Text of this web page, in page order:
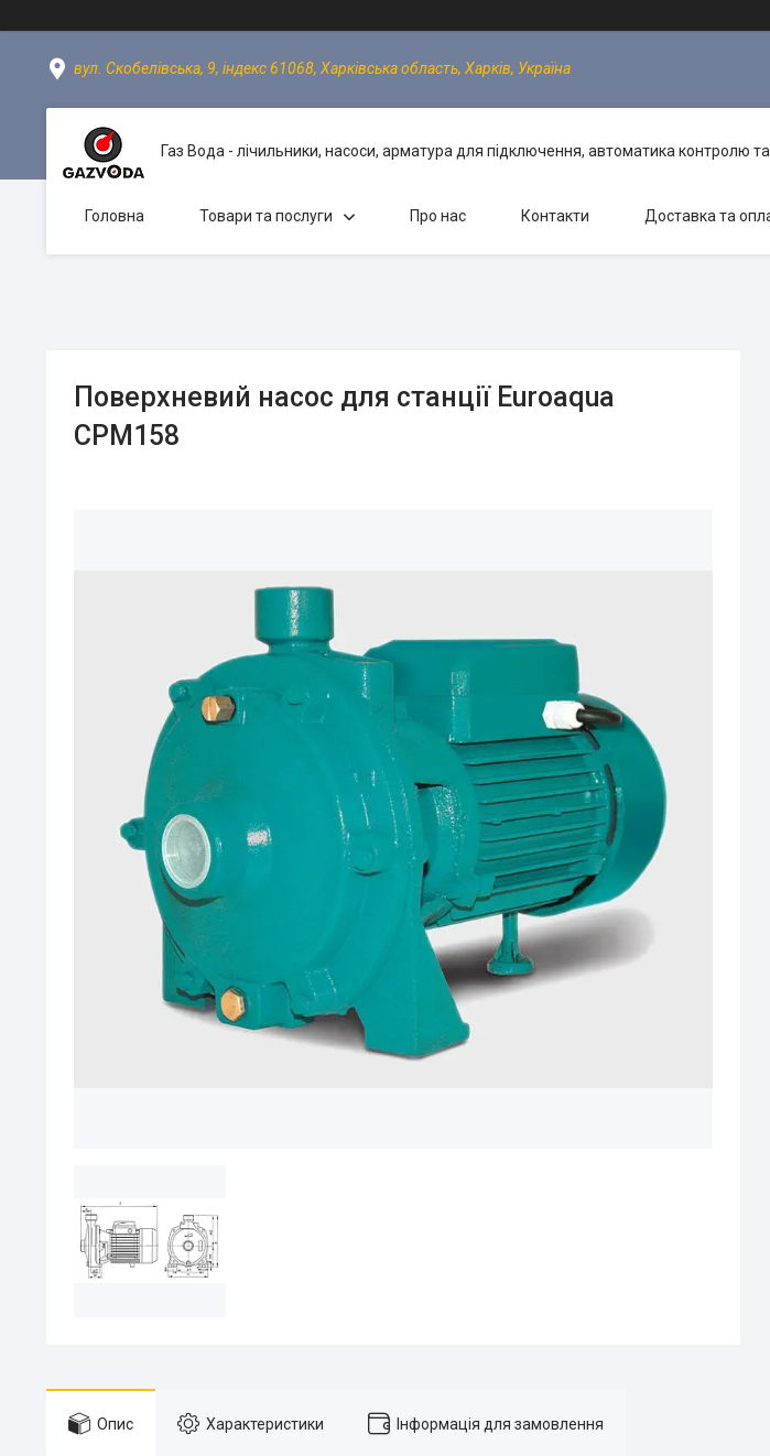
вул. Скобелівська, 9, індекс 61068, Харківська область, Харків, Україна
Газ Вода - лічильники, насоси, арматура для підключення, автоматика контролю та
Головна Товари та послуги Про нас Контакти Доставка та
Поверхневий насос для станції Euroaqua
CPM158
Опис Характеристики Інформація для замовлення